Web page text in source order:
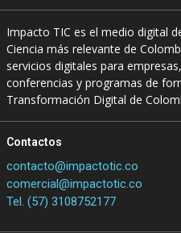
Impacto TIC es el medio digital
Ciencia más relevante de
servicios digitales para
conferencias y programas de
Transformación Digital de
Contactos
contacto@impactotic.co
comercial@impactotic.co
Tel. (57) 3108752177